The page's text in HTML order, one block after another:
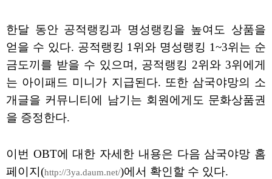
한달 동안 공적랭킹과 명성랭킹을 높여도 상품을
얻을 수 있다. 공적랭킹 1위와 명성랭킹 1~3위는 순
금도끼를 받을 수 있으며, 공적랭킹 2위와 3위에게
는 아이패드 미니가 지급된다. 또한 삼국야망의 소
개글을 커뮤니티에 남기는 회원에게도 문화상품권
을 증정한다.
이번 OBT에 대한 자세한 내용은 다음 삼국야망 홈
페이지(http://3ya.daum.net/)에서 확인할 수 있다.